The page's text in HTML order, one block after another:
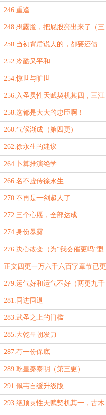
246.重逢
248.想露脸，把屁股亮出来了（三
更万字到！）
250.当初背后说人的，都要还债
252.冷酷又平和
254.惊世与旷世
256.入圣灵性天赋契机其四，三江
源精（三更万字到！）
258.这都是大大的忠臣啊！
260.气候渐成（第四更）
262.徐永生的建议
264.卜算推演绝学
266.名不虚传徐永生
270.不再是一剑超人了
272.三个心愿，全部达成
274.身份暴露
276.决心改变（为“我会催更吗”盟
加更）
正文四更一万六千六百字章节已更
新
279.运气好和运气不好（两更九千
字）
281.同进同退
283.武圣之上的门槛
285.大乾皇朝发力
287.有一份保底
289.乾皇秦泰明（第三更）
291.佩韦自缓升级版
293.绝顶灵性天赋契机其一，古木